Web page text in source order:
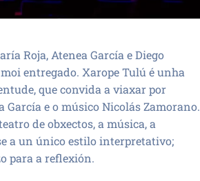
Roja, Atenea García e Diego
entregado. Xarope Tulú é unha
que convida a viaxar por
e o músico Nicolás Zamorano.
de obxectos, a música, a
a un único estilo interpretativo;
para a reflexión.